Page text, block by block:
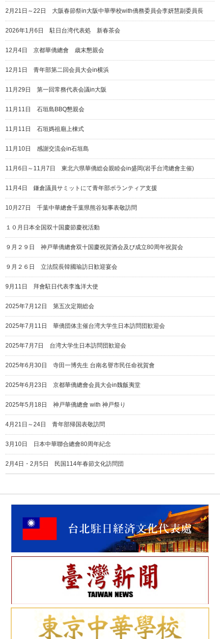
2月21日～22日 大阪春節祭in大阪中華學校with僑務委員会李妍慧副委員長
2026年1月6日 駐日台湾代表処 新春茶会
12月4日 京都華僑總會 歳末懇親会
12月1日 青年部第二回会員大会in横浜
11月29日 第一回常務代表会議in大阪
11月11日 石垣島BBQ懇親会
11月11日 石垣媽祖廟上棟式
11月10日 感謝交流会in石垣島
11月6日～11月7日 東北六県華僑総会親睦会in盛岡(岩手台湾總會主催)
11月4日 鎌倉議員サミットにて青年部ボランティア支援
10月27日 千葉中華總會千葉県熊谷知事表敬訪問
１０月日本全国双十国慶節慶祝活動
９月２９日 神戸華僑總會双十国慶祝賀酒会及び成立80周年祝賀会
９月２６日 立法院長韓國瑜訪日歓迎宴会
9月11日 拜會駐日代表李逸洋大使
2025年7月12日 第五次定期総会
2025年7月11日 華僑団体主催台湾大学生日本訪問団歓迎会
2025年7月7日 台湾大学生日本訪問団歓迎会
2025年6月30日 寺田一博先生 台南名譽市民任命祝賀會
2025年6月23日 京都華僑總會会員大会in魏飯夷堂
2025年5月18日 神戸華僑總會 with 神戸祭り
4月21日～24日 青年部帰国表敬訪問
3月10日 日本中華聯合總會80周年紀念
2月4日・2月5日 民国114年春節文化訪問団